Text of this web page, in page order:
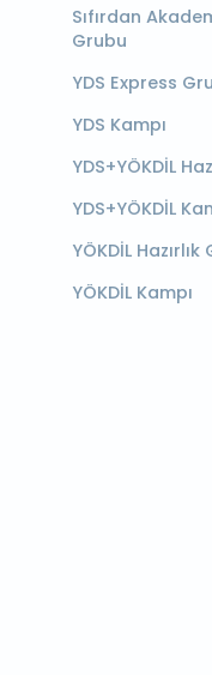
Sıfırdan
Grubu
YDS Express
YDS Kampı
YDS+YÖKDİL
YDS+YÖKDİL
YÖKDİL Hazırlık
YÖKDİL Kampı